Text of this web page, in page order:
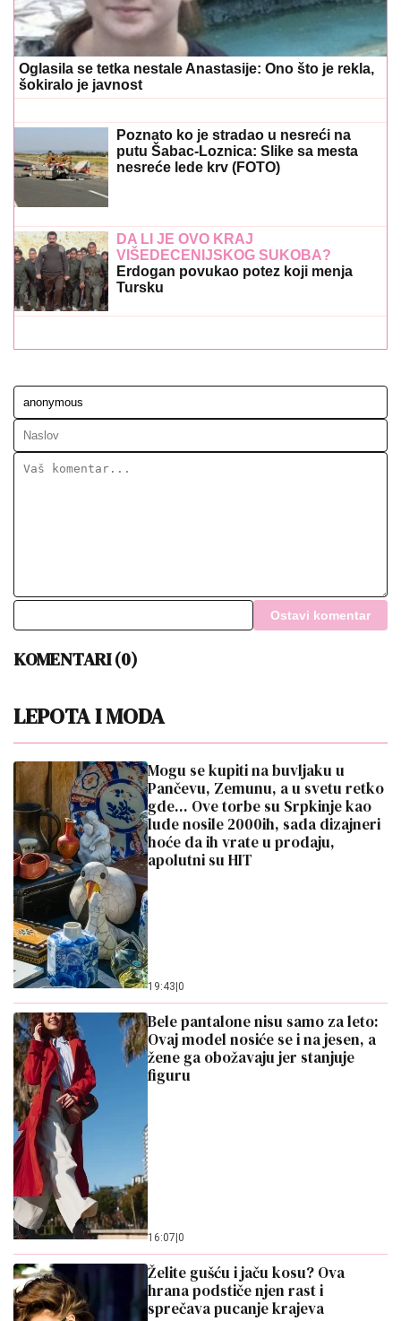
Oglasila se tetka nestale Anastasije: Ono što je rekla,
šokiralo je javnost
Poznato ko je stradao u nesreći na
putu Šabac-Loznica: Slike sa mesta
nesreće lede krv (FOTO)
DA LI JE OVO KRAJ
VIŠEDECENIJSKOG SUKOBA?
Erdogan povukao potez koji menja
Tursku
Ostavi komentar
KOMENTARI (0)
LEPOTA I MODA
Mogu se kupiti na buvljaku u
Pančevu, Zemunu, a u svetu retko
gde... Ove torbe su Srpkinje kao
lude nosile 2000ih, sada dizajneri
hoće da ih vrate u prodaju,
apolutni su HIT
19:43 0
Bele pantalone nisu samo za leto:
Ovaj model nosiće se i na jesen, a
žene ga obožavaju jer stanjuje
figuru
16:07 0
Želite gušću i jaču kosu? Ova
hrana podstiče njen rast i
sprečava pucanje krajeva